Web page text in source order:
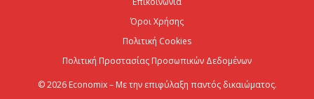
Όροι Χρήσης
Πολιτική Cookies
Πολιτική Προστασίας Προσωπικών Δεδομένων
© 2026 Economix – Με την επιφύλαξη παντός δικαιώματος.